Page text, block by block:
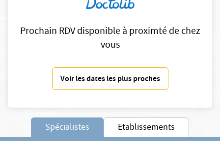
Prochain RDV disponible à proximté de chez
vous
Voir les dates les plus proches
Spécialistes Etablissements